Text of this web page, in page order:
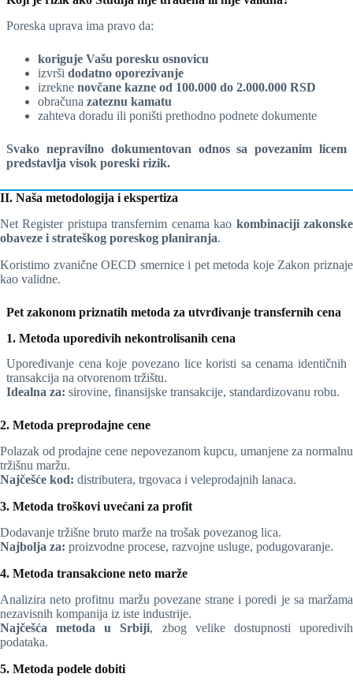
Poreska uprava ima pravo da:
koriguje Vašu poresku osnovicu
izvrši dodatno oporezivanje
izrekne novčane kazne od 100.000 do 2.000.000 RSD
obračuna zateznu kamatu
zahteva doradu ili poništi prethodno podnete dokumente
Svako nepravilno dokumentovan odnos sa povezanim licem
predstavlja visok poreski rizik.
II. Naša metodologija i ekspertiza
Net Register pristupa transfernim cenama kao kombinaciji zakonske
obaveze i strateškog poreskog planiranja.
Koristimo zvanične OECD smernice i pet metoda koje Zakon priznaje
kao validne.
Pet zakonom priznatih metoda za utvrđivanje transfernih cena
1. Metoda uporedivih nekontrolisanih cena
Upoređivanje cena koje povezano lice koristi sa cenama identičnih
transakcija na otvorenom tržištu.
Idealna za: sirovine, finansijske transakcije, standardizovanu robu.
2. Metoda preprodajne cene
Polazak od prodajne cene nepovezanom kupcu, umanjene za normalnu
tržišnu maržu.
Najčešće kod: distributera, trgovaca i veleprodajnih lanaca.
3. Metoda troškovi uvećani za profit
Dodavanje tržišne bruto marže na trošak povezanog lica.
Najbolja za: proizvodne procese, razvojne usluge, podugovaranje.
4. Metoda transakcione neto marže
Analizira neto profitnu maržu povezane strane i poredi je sa maržama
nezavisnih kompanija iz iste industrije.
Najčešća metoda u Srbiji, zbog velike dostupnosti uporedivih
podataka.
5. Metoda podele dobiti